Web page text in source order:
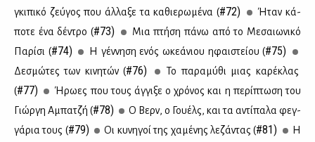
γκι­πι­κό ζεύ­γος που άλ­λα­ξε τα κα­θιε­ρω­μέ­να (#72)
Ήταν κά­
πο­τε ένα δέ­ντρο (#73)
Μια πτή­ση πά­νω από το Με­σαιω­νι­κό
Πα­ρί­σι (#74) Η γέν­νη­ση ενός ωκε­ά­νιου ηφαι­στεί­ου (#75)
Δε­σμώ­τες των κι­νη­τών (#76)
Το πα­ρα­μύ­θι μιας κα­ρέ­κλας
(#77)
Ήρω­ες που τους άγ­γι­ξε ο χρό­νος και η πε­ρί­πτω­ση του
Γιώρ­γη Αμπα­τζή (#78)
Ο Βερν, ο Γου­έλς, και τα αντί­πα­λα φεγ­
γά­ρια τους (#79) Οι κυ­νη­γοί της χα­μέ­νης λε­ζά­ντας (#81)
Η